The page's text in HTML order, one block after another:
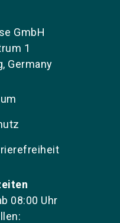
GmbH
1
Germany
08:00 Uhr